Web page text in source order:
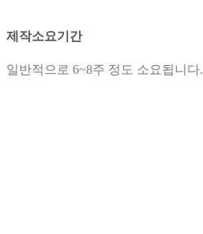
제작소요기간
일반적으로 6~8주 정도 소요됩니다.